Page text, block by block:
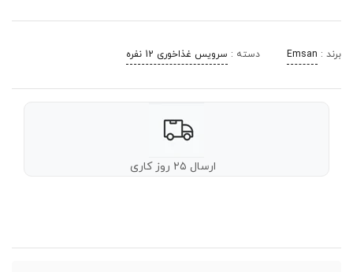
برند : Emsan دسته : سرویس غذاخوری 12 نفره
ارسال ۲۵ روز کاری